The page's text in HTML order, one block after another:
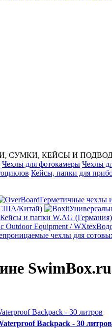
СУМКИ, КЕЙСЫ И
Чехлы для фотокамеры Чехлы
Кейсы, папки для
Герметичные чехлы
Китай)
Кейсы и папки W.AG (Германия)
чехлы для
SwimBox.ru
Backpack - 30 литров